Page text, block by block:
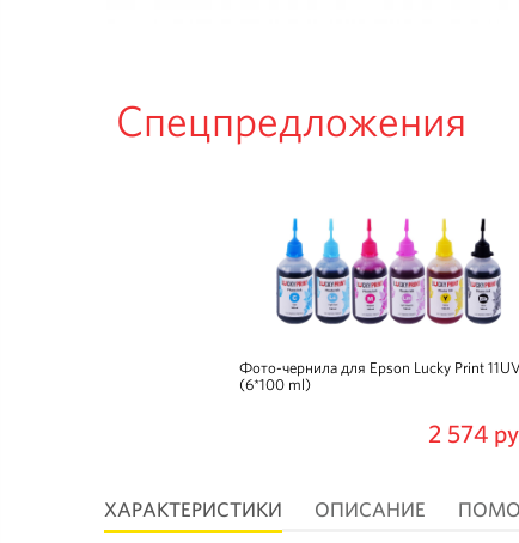
Спецпредложения
Фото-чернила для Epson Lucky Print
(6*100 ml)
2 574
ХАРАКТЕРИСТИКИ ОПИСАНИЕ